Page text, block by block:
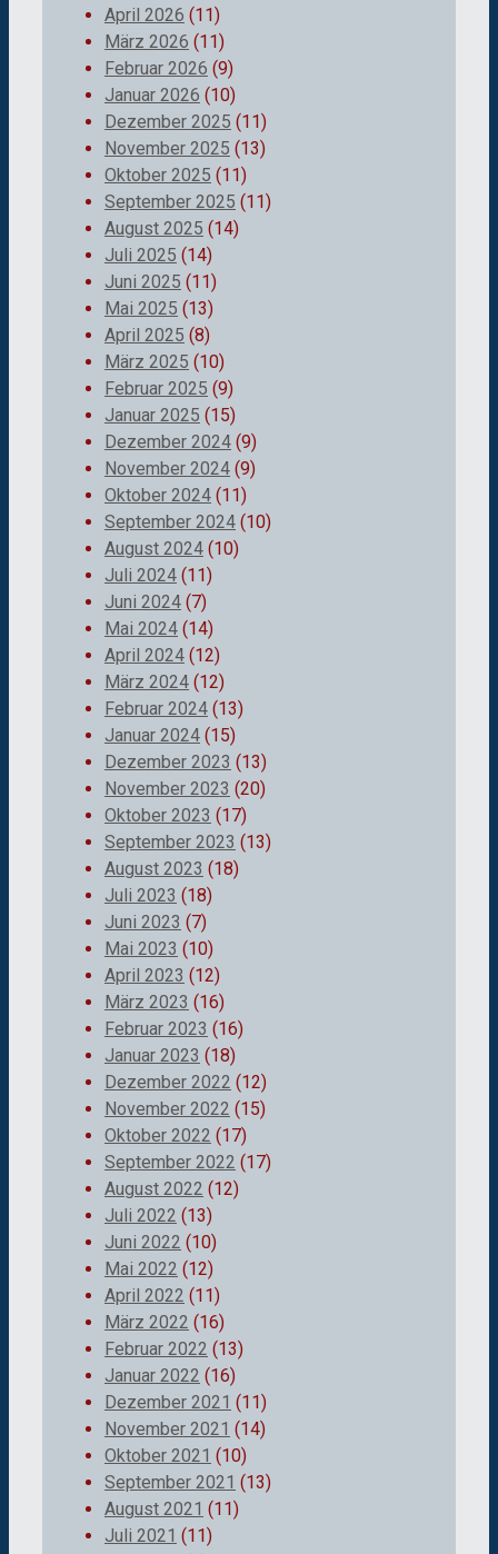
April 2026 (11)
März 2026 (11)
Februar 2026 (9)
Januar 2026 (10)
Dezember 2025 (11)
November 2025 (13)
Oktober 2025 (11)
September 2025 (11)
August 2025 (14)
Juli 2025 (14)
Juni 2025 (11)
Mai 2025 (13)
April 2025 (8)
März 2025 (10)
Februar 2025 (9)
Januar 2025 (15)
Dezember 2024 (9)
November 2024 (9)
Oktober 2024 (11)
September 2024 (10)
August 2024 (10)
Juli 2024 (11)
Juni 2024 (7)
Mai 2024 (14)
April 2024 (12)
März 2024 (12)
Februar 2024 (13)
Januar 2024 (15)
Dezember 2023 (13)
November 2023 (20)
Oktober 2023 (17)
September 2023 (13)
August 2023 (18)
Juli 2023 (18)
Juni 2023 (7)
Mai 2023 (10)
April 2023 (12)
März 2023 (16)
Februar 2023 (16)
Januar 2023 (18)
Dezember 2022 (12)
November 2022 (15)
Oktober 2022 (17)
September 2022 (17)
August 2022 (12)
Juli 2022 (13)
Juni 2022 (10)
Mai 2022 (12)
April 2022 (11)
März 2022 (16)
Februar 2022 (13)
Januar 2022 (16)
Dezember 2021 (11)
November 2021 (14)
Oktober 2021 (10)
September 2021 (13)
August 2021 (11)
Juli 2021 (11)